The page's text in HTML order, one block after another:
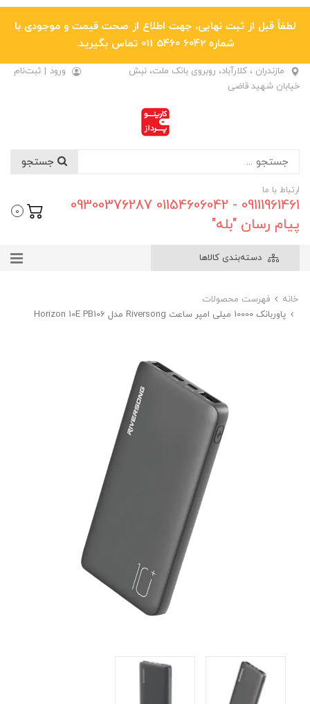
لطفاً قبل از ثبت نهایی، جهت اطلاع از صحت قیمت و موجودی با
شماره 6042 5460 011 تماس بگیرید.
مازندران ، کلارآباد، روبروی بانک ملت، نبش
خیابان شهید قاضی
ورود | ثبت‌نام
ارتباط با ما
09111961461 - 01154606042 09300376287
پیام رسان "بله"
0
دسته‌بندی کالاها
خانه
فهرست محصولات
پاوربانک 10000 میلی امپر ساعت Riversong مدل Horizon 10E PB106